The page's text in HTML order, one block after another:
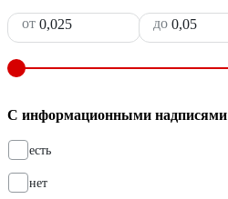
от до
С информационными надписями
есть
нет